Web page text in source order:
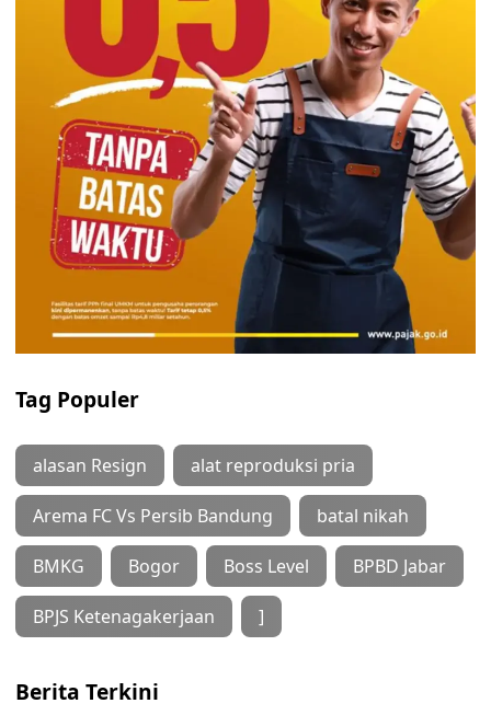
Tag Populer
alasan Resign alat reproduksi pria
Arema FC Vs Persib Bandung batal nikah
BMKG Bogor Boss Level BPBD Jabar
BPJS Ketenagakerjaan ]
Berita Terkini